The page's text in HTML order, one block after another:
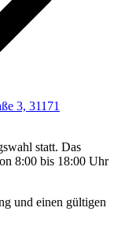
3, 31171
statt. Das
8:00 bis 18:00 Uhr
und einen gültigen